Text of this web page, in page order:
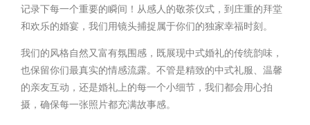
记录下每一个重要的瞬间！从感人的敬茶仪式，到庄重的拜堂
和欢乐的婚宴，我们用镜头捕捉属于你们的独家幸福时刻。
我们的风格自然又富有氛围感，既展现中式婚礼的传统韵味，
也保留你们最真实的情感流露。不管是精致的中式礼服、温馨
的亲友互动，还是婚礼上的每一个小细节，我们都会用心拍
摄，确保每一张照片都充满故事感。